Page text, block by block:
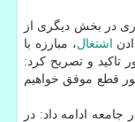
در بخش دیگری از
اشتغال، مبارزه با
تاكید و تصریح كرد:
قطع موفق خواهیم
جامعه ادامه داد: در